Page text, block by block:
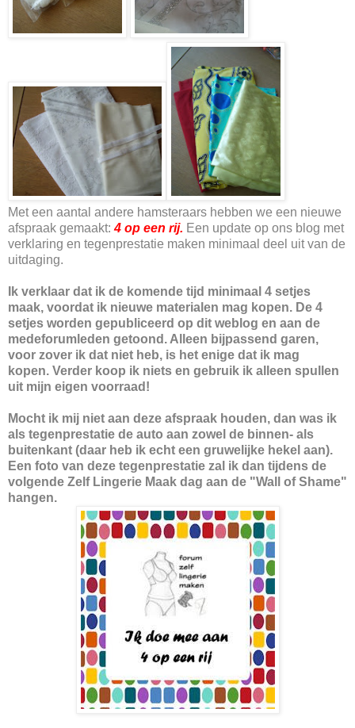
Met een aantal andere hamsteraars hebben we een nieuwe
afspraak gemaakt:4 op een rij. Een update op ons blog met
verklaring en tegenprestatie maken minimaal deel uit van de
uitdaging.
Ik verklaar dat ik de komende tijd minimaal 4 setjes
maak, voordat ik nieuwe materialen mag kopen. De 4
setjes worden gepubliceerd op dit weblog en aan de
medeforumleden getoond. Alleen bijpassend garen,
voor zover ik dat niet heb, is het enige dat ik mag
kopen. Verder koop ik niets en gebruik ik alleen spullen
uit mijn eigen voorraad!
Mocht ik mij niet aan deze afspraak houden, dan was ik
als tegenprestatie de auto aan zowel de binnen- als
buitenkant (daar heb ik echt een gruwelijke hekel aan).
Een foto van deze tegenprestatie zal ik dan tijdens de
volgende Zelf Lingerie Maak dag aan de "Wall of Shame"
hangen.